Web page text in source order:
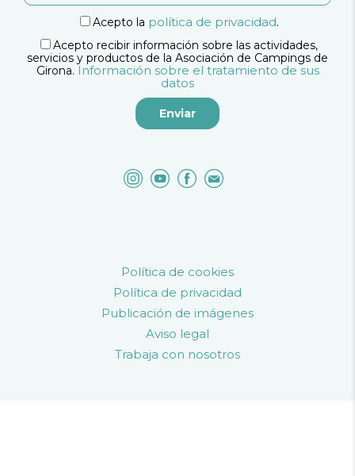
Acepto la política de privacidad.
Acepto recibir información sobre las actividades,
servicios y productos de la Asociación de Campings de
Girona. Información sobre el tratamiento de sus
datos
Política de cookies
Política de privacidad
Publicación de imágenes
Aviso legal
Trabaja con nosotros